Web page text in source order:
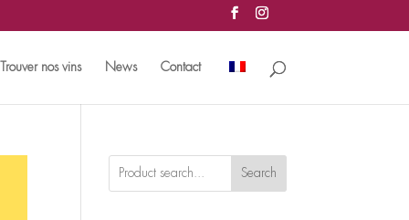
Trouver nos vins News Contact
Search